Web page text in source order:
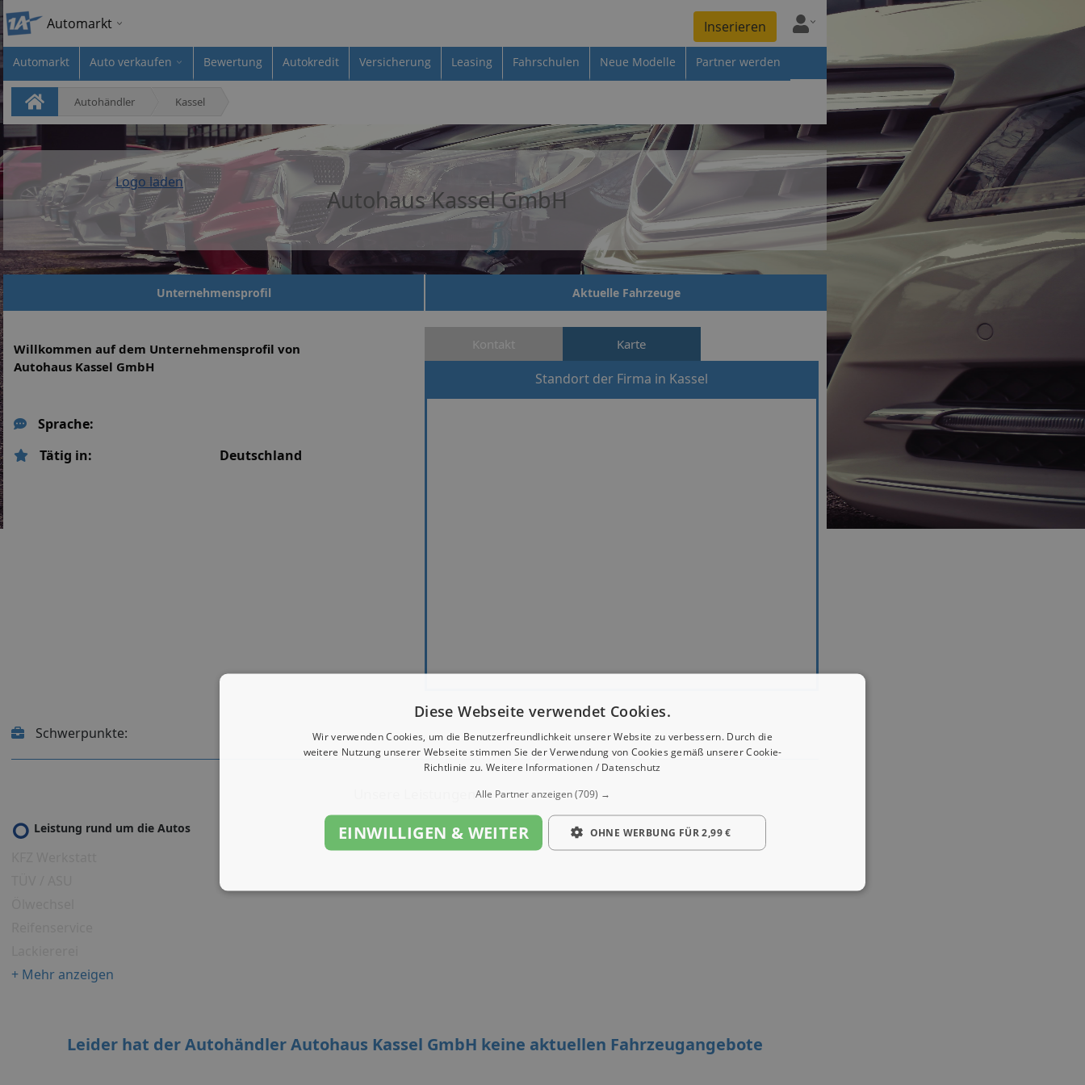
Automarkt Inserieren
Automarkt Auto verkaufen Bewertung Autokredit Versicherung Leasing Fahrschulen Neue Modelle Partner werden
Autohändler Kassel
Logo laden
Autohaus Kassel GmbH
Unternehmensprofil Aktuelle Fahrzeuge
Willkommen auf dem Unternehmensprofil von
Autohaus Kassel GmbH
Sprache:
Tätig in:
Deutschland
Kontakt Karte
Standort der Firma in Kassel
Schwerpunkte:
Unsere Leistungen
Leistung rund um die Autos
+ Mehr anzeigen
Leider hat der Autohändler Autohaus Kassel GmbH keine aktuellen Fahrzeugangebote
Diese Webseite verwendet Cookies.
Wir verwenden Cookies, um die Benutzerfreundlichkeit unserer Website zu verbessern. Durch die
weitere Nutzung unserer Webseite stimmen Sie der Verwendung von Cookies gemäß unserer Cookie-
Richtlinie zu. Weitere Informationen / Datenschutz
Alle Partner anzeigen(709) →
EINWILLIGEN & WEITER OHNE WERBUNG FÜR 2,99 €